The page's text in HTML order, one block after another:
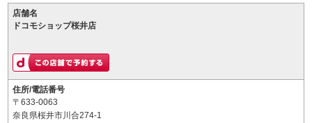
店舗名
ドコモショップ桜井店
住所/電話番号
〒633-0063
奈良県桜井市川合274-1